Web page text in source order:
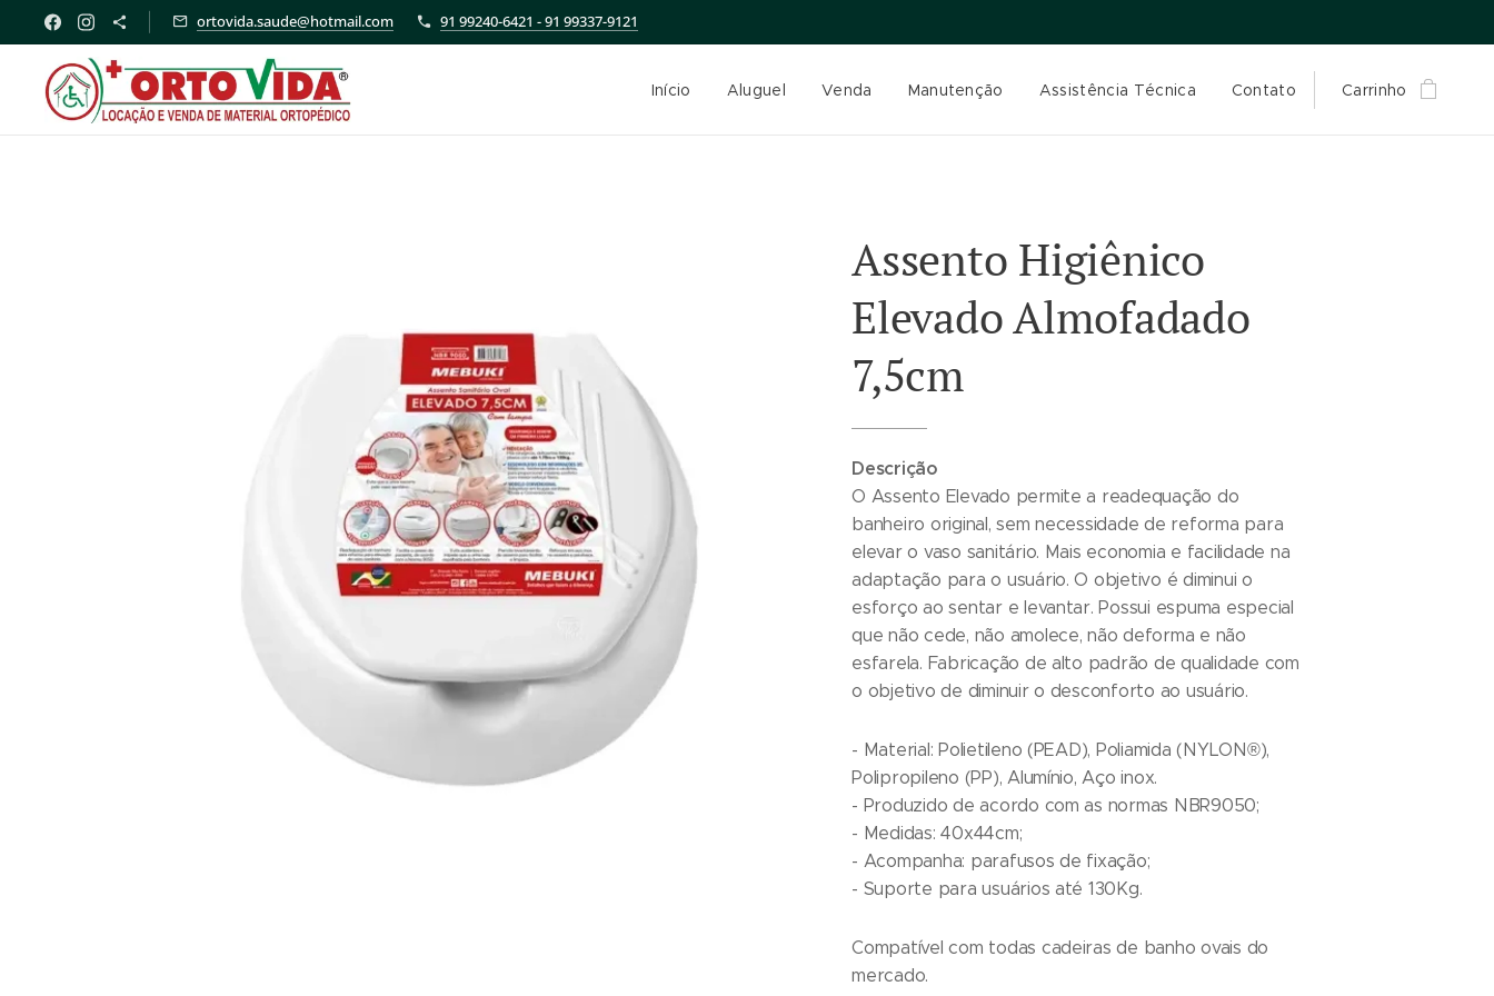
ortovida.saude@hotmail.com 91 99240-6421 - 91 99337-9121
Início Aluguel Venda Manutenção Assistência Técnica Contato Carrinho
Assento Higiênico
Elevado Almofadado
7,5cm
Descrição
O Assento Elevado permite a readequação do
banheiro original, sem necessidade de reforma para
elevar o vaso sanitário. Mais economia e facilidade na
adaptação para o usuário. O objetivo é diminui o
esforço ao sentar e levantar. Possui espuma especial
que não cede, não amolece, não deforma e não
esfarela. Fabricação de alto padrão de qualidade com
o objetivo de diminuir o desconforto ao usuário.
- Material: Polietileno (PEAD), Poliamida (NYLON®),
Polipropileno (PP), Alumínio, Aço inox.
- Produzido de acordo com as normas NBR9050;
- Medidas: 40x44cm;
- Acompanha: parafusos de fixação;
- Suporte para usuários até 130Kg.
Compatível com todas cadeiras de banho ovais do
mercado.